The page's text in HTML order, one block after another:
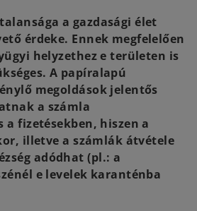
t
a
b
a gazdasági élet
érdeke. Ennek megfelelően
helyzethez e területen is
A papíralapú
megoldások jelentős
a számla
a fizetésekben, hiszen a
illetve a számlák átvétele
adódhat (pl.: a
e levelek karanténba